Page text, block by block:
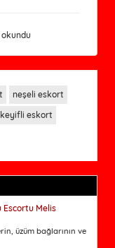
okundu
neşeli eskort
keyifli eskort
Escortu Melis
üzüm bağlarının ve